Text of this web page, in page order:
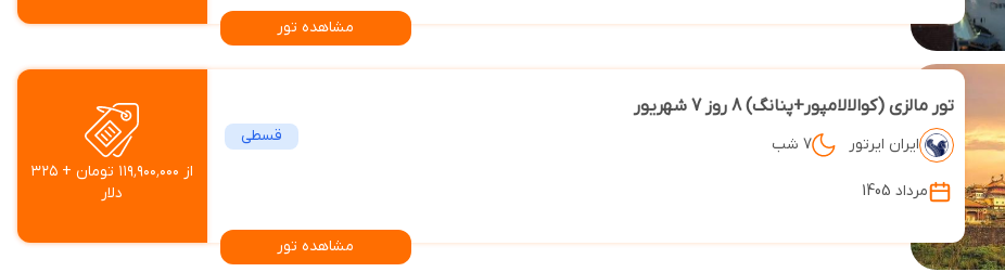
مشاهده تور
تور مالزی (کوالالامپور+پنانگ) 8 روز 7 شهریور
ایران ایرتور 7 شب قسطی
مرداد 1405
مشاهده تور
از ۱۱۹٬۹۰۰٬۰۰۰ تومان + ۳۲۵
دلار